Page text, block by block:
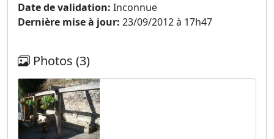
Date de validation: Inconnue
Dernière mise à jour: 23/09/2012 à 17h47
Photos (3)